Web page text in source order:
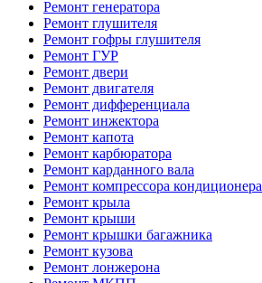
Ремонт генератора
Ремонт глушителя
Ремонт гофры глушителя
Ремонт ГУР
Ремонт двери
Ремонт двигателя
Ремонт дифференциала
Ремонт инжектора
Ремонт капота
Ремонт карбюратора
Ремонт карданного вала
Ремонт компрессора кондиционера
Ремонт крыла
Ремонт крыши
Ремонт крышки багажника
Ремонт кузова
Ремонт лонжерона